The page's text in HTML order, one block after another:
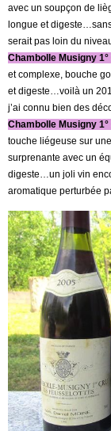
avec un soupçon de
longue et
serait pas loin du
Chambolle Musigny 1°
et complexe, bouche
et digeste…voilà un
j’ai connu bien des
Chambolle Musigny 1°
touche liégeuse sur
surprenante avec un
digeste…un joli vin
aromatique perturbée